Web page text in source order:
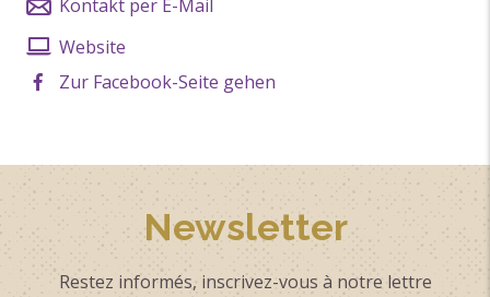
Kontakt per E-Mail
Website
Zur Facebook-Seite gehen
Newsletter
Restez informés, inscrivez-vous à notre lettre